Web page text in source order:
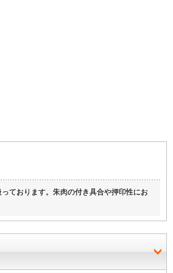
ております。朱肉の付き具合や押印性にお